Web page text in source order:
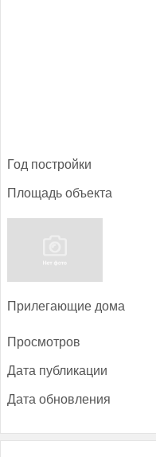
Год пос­трой­ки
Пло­щадь объ­ек­та
При­лега­ющие до­ма
Прос­мотров
Да­та пуб­ли­кации
Да­та об­новле­ния